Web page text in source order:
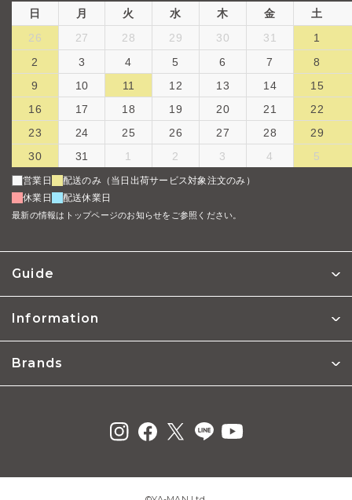
Guide
Information
Brands
日 月 火 水 木 金
土
26
27 28 29 30 31
1
2
3 4 5 6 7
8
9
10 11 12 13 14
15
16
17 18 19 20 21
22
23
24 25 26 27 28
29
30
31 1 2 3 4 5
営業日
配送のみ（当日出荷サービス対象注文のみ）
休業日
配送休業日
最新の情報はトップページのお知らせをご参照ください。